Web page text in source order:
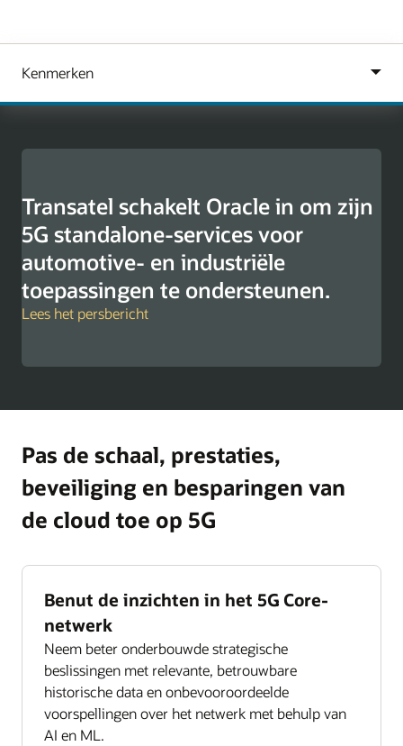
Transatel schakelt Oracle in om zijn
5G standalone-services voor
automotive- en industriële
toepassingen te ondersteunen.
Lees het persbericht
Pas de schaal, prestaties,
beveiliging en besparingen van
de cloud toe op 5G
Benut de inzichten in het 5G Core-
netwerk
Neem beter onderbouwde strategische
beslissingen met relevante, betrouwbare
historische data en onbevooroordeelde
voorspellingen over het netwerk met behulp van
AI en ML.